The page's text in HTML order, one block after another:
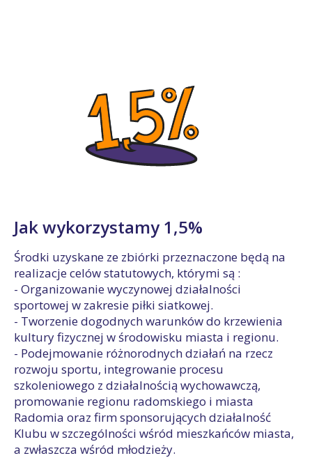
Jak wykorzystamy 1,5%
Środki uzyskane ze zbiórki przeznaczone będą na
realizacje celów statutowych, którymi są :
- Organizowanie wyczynowej działalności
sportowej w zakresie piłki siatkowej.
- Tworzenie dogodnych warunków do krzewienia
kultury fizycznej w środowisku miasta i regionu.
- Podejmowanie różnorodnych działań na rzecz
rozwoju sportu, integrowanie procesu
szkoleniowego z działalnością wychowawczą,
promowanie regionu radomskiego i miasta
Radomia oraz firm sponsorujących działalność
Klubu w szczególności wśród mieszkańców miasta,
a zwłaszcza wśród młodzieży.